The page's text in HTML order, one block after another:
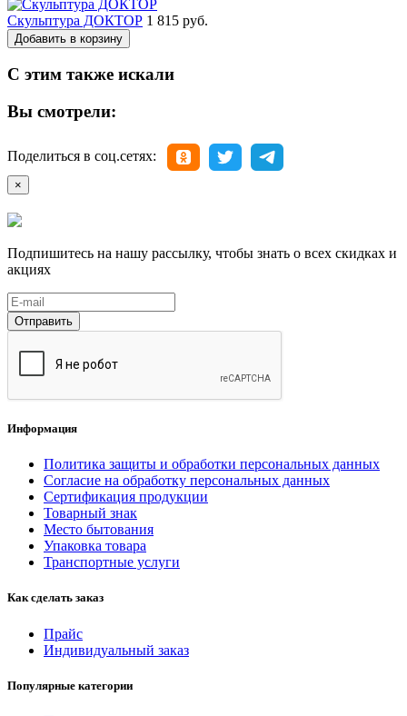
Скульптура ДОКТОР 1 815 руб.
Добавить в корзину
С этим также искали
Вы смотрели:
Поделиться в соц.сетях:
×
Подпишитесь на нашу рассылку, чтобы знать о всех скидках и
акциях
Отправить
Информация
Политика защиты и обработки персональных данных
Согласие на обработку персональных данных
Сертификация продукции
Товарный знак
Место бытования
Упаковка товара
Транспортные услуги
Как сделать заказ
Прайс
Индивидуальный заказ
Популярные категории